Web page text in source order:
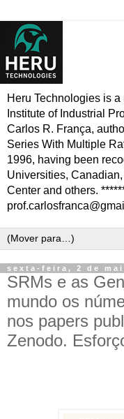
Heru Technologies is
Institute of Industrial
Carlos R. França,
Series With Multiple
1996, having been
Universities,
Center and others.
sexta-feira, 2 de
SRMs e as
mundo os
nos papers
Zenodo.